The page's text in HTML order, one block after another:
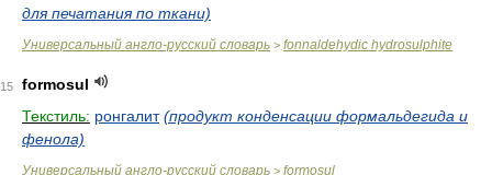
для печатания по ткани)
Универсальный англо-русский словарь > fonnaldehydic hydrosulphite
15
formosul
Текстиль: ронгалит (продукт конденсации формальдегида и
фенола)
Универсальный англо-русский словарь > formosul